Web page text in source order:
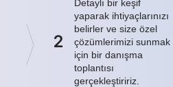
2
Detaylı bir keşif
yaparak ihtiyaçlarınızı
belirler ve size özel
çözümlerimizi sunmak
için bir danışma
toplantısı
gerçekleştiririz.